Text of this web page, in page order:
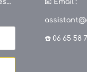
📧 Email :
☎️ 06 65 58